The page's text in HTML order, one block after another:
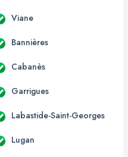
Viane
Bannières
Cabanès
Garrigues
Labastide-Saint-Georges
Lugan